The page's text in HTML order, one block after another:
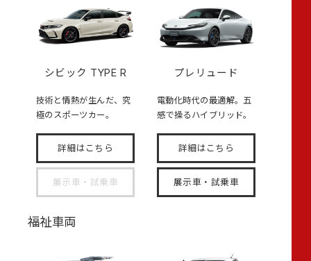
シビック TYPE R
技術と情熱が生んだ、究
極のスポーツカー。
詳細はこちら
展示車・試乗車
プレリュード
電動化時代の最適解。五
感で操るハイブリッド。
詳細はこちら
展示車・試乗車
福祉車両